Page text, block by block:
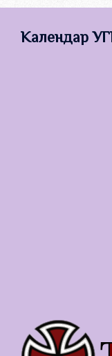
Календар